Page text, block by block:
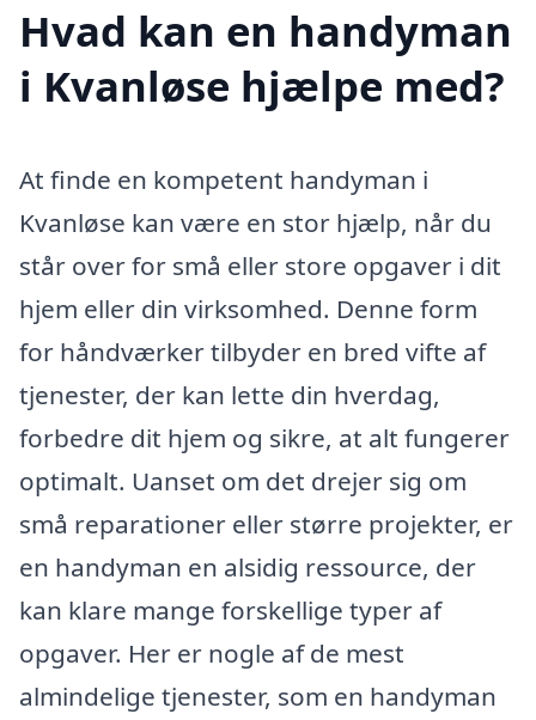
Hvad kan en handyman
i Kvanløse hjælpe med?
At finde en kompetent handyman i
Kvanløse kan være en stor hjælp, når du
står over for små eller store opgaver i dit
hjem eller din virksomhed. Denne form
for håndværker tilbyder en bred vifte af
tjenester, der kan lette din hverdag,
forbedre dit hjem og sikre, at alt fungerer
optimalt. Uanset om det drejer sig om
små reparationer eller større projekter, er
en handyman en alsidig ressource, der
kan klare mange forskellige typer af
opgaver. Her er nogle af de mest
almindelige tjenester, som en handyman